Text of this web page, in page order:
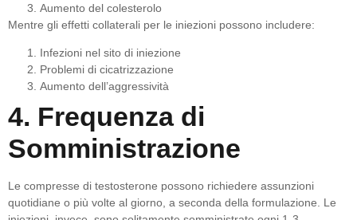
Aumento del colesterolo
Mentre gli effetti collaterali per le iniezioni possono includere:
Infezioni nel sito di iniezione
Problemi di cicatrizzazione
Aumento dell’aggressività
4. Frequenza di
Somministrazione
Le compresse di testosterone possono richiedere assunzioni
quotidiane o più volte al giorno, a seconda della formulazione. Le